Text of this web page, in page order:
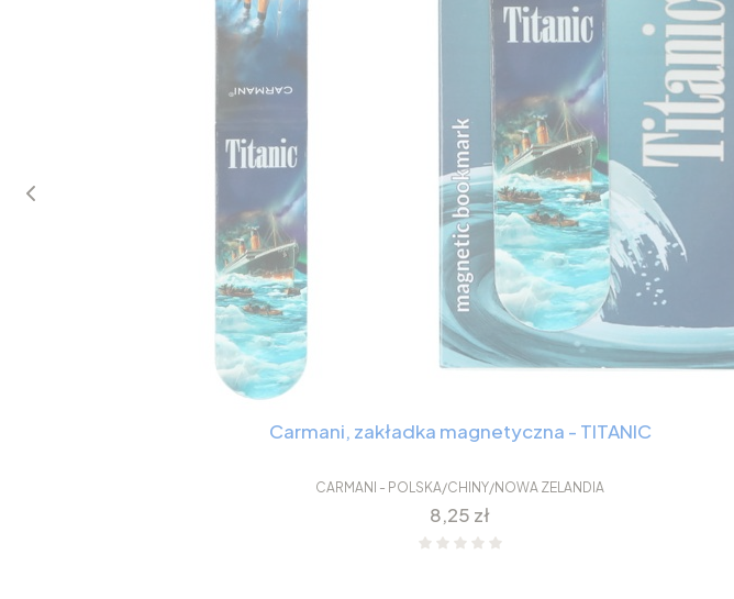
Carmani, zakładka magnetyczna - TITANIC
CARMANI - POLSKA/CHINY/NOWA ZELANDIA
Cena
8,25 zł